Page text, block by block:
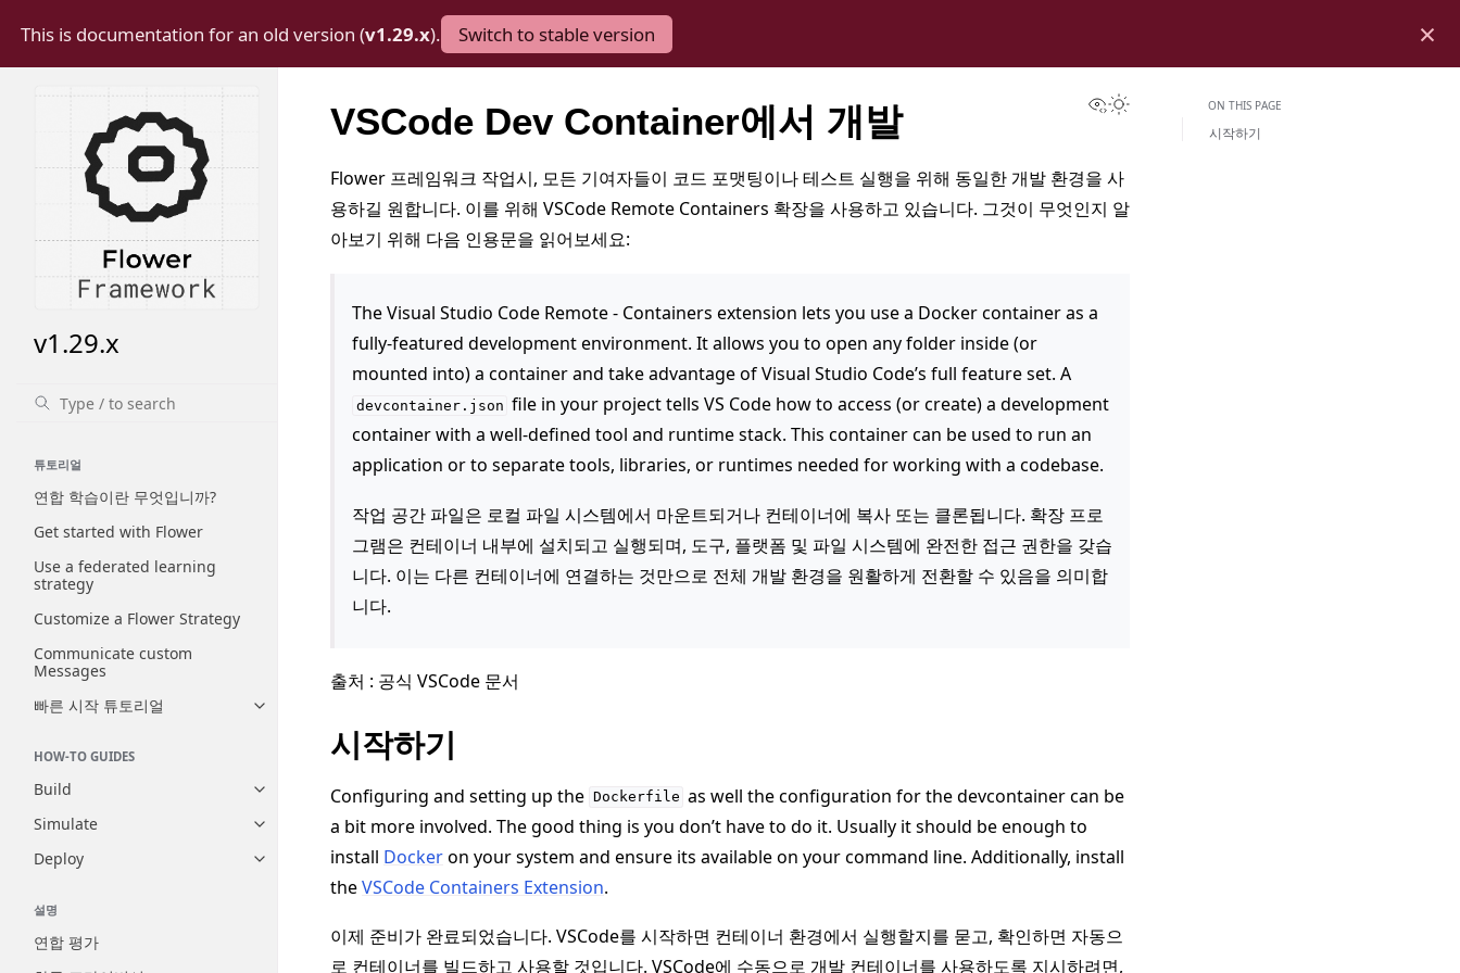
This is documentation for an old version (v1.29.x). Switch to stable version ×
v1.29.x
튜토리얼
연합 학습이란 무엇입니까?
Get started with Flower
Use a federated learning
strategy
Customize a Flower Strategy
Communicate custom
Messages
빠른 시작 튜토리얼
Toggle navigation of 빠른 시작 튜토리얼
HOW-TO GUIDES
Build
Toggle navigation of Build
Simulate
Toggle navigation of Simulate
Deploy
Toggle navigation of Deploy
설명
연합 평가
View this page
Toggle Light / Dark / Auto color theme
VSCode Dev Container에서 개발
Flower 프레임워크 작업시, 모든 기여자들이 코드 포맷팅이나 테스트 실행을 위해 동일한 개발 환경을 사
용하길 원합니다. 이를 위해 VSCode Remote Containers 확장을 사용하고 있습니다. 그것이 무엇인지 알
아보기 위해 다음 인용문을 읽어보세요:
The Visual Studio Code Remote - Containers extension lets you use a Docker container as a
fully-featured development environment. It allows you to open any folder inside (or
mounted into) a container and take advantage of Visual Studio Code’s full feature set. A
devcontainer.json file in your project tells VS Code how to access (or create) a development
container with a well-defined tool and runtime stack. This container can be used to run an
application or to separate tools, libraries, or runtimes needed for working with a codebase.
작업 공간 파일은 로컬 파일 시스템에서 마운트되거나 컨테이너에 복사 또는 클론됩니다. 확장 프로
그램은 컨테이너 내부에 설치되고 실행되며, 도구, 플랫폼 및 파일 시스템에 완전한 접근 권한을 갖습
니다. 이는 다른 컨테이너에 연결하는 것만으로 전체 개발 환경을 원활하게 전환할 수 있음을 의미합
니다.
출처 : 공식 VSCode 문서
시작하기
Configuring and setting up the Dockerfile as well the configuration for the devcontainer can be
a bit more involved. The good thing is you don’t have to do it. Usually it should be enough to
install Dockeron your system and ensure its available on your command line. Additionally, install
theVSCode Containers Extension.
이제 준비가 완료되었습니다. VSCode를 시작하면 컨테이너 환경에서 실행할지를 묻고, 확인하면 자동으
로 컨테이너를 빌드하고 사용할 것입니다. VSCode에 수동으로 개발 컨테이너를 사용하도록 지시하려면,
ON THIS PAGE
시작하기